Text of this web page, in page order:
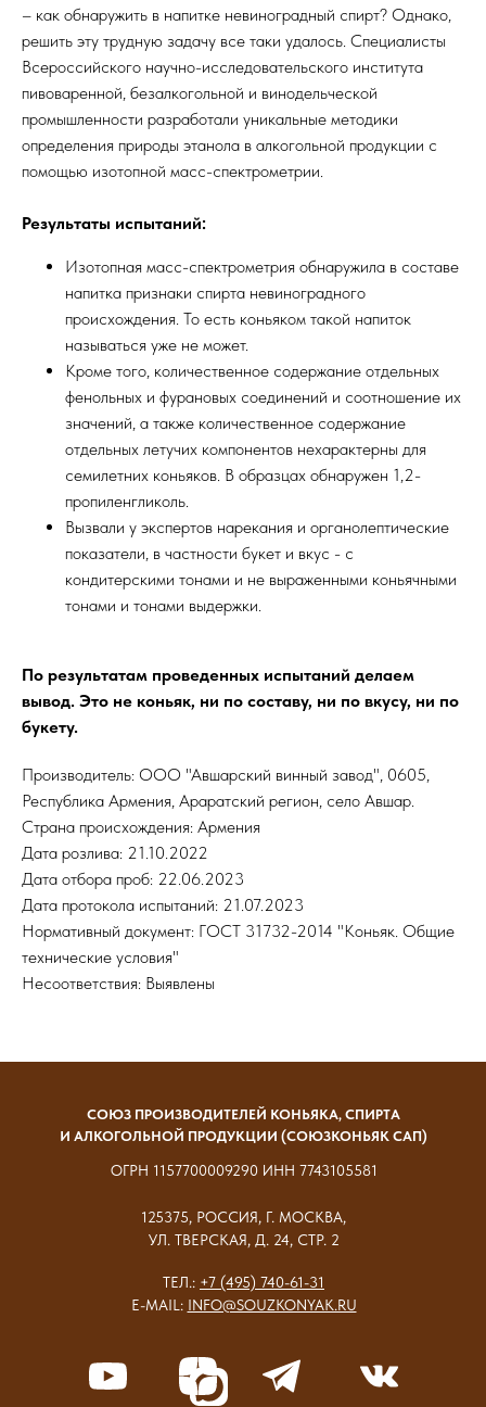
– как обнаружить в напитке невиноградный спирт? Однако,
решить эту трудную задачу все таки удалось. Специалисты
Всероссийского научно-исследовательского института
пивоваренной, безалкогольной и винодельческой
промышленности разработали уникальные методики
определения природы этанола в алкогольной продукции с
помощью изотопной масс-спектрометрии.
Результаты испытаний:
Изотопная масс-спектрометрия обнаружила в составе
напитка признаки спирта невиноградного
происхождения. То есть коньяком такой напиток
называться уже не может.
Кроме того, количественное содержание отдельных
фенольных и фурановых соединений и соотношение их
значений, а также количественное содержание
отдельных летучих компонентов нехарактерны для
семилетних коньяков. В образцах обнаружен 1,2-
пропиленгликоль.
Вызвали у экспертов нарекания и органолептические
показатели, в частности букет и вкус - с
кондитерскими тонами и не выраженными коньячными
тонами и тонами выдержки.
По результатам проведенных испытаний делаем
вывод. Это не коньяк, ни по составу, ни по вкусу, ни по
букету.
Производитель: ООО "Авшарский винный завод", 0605,
Республика Армения, Араратский регион, село Авшар.
Страна происхождения: Армения
Дата розлива: 21.10.2022
Дата отбора проб: 22.06.2023
Дата протокола испытаний: 21.07.2023
Нормативный документ: ГОСТ 31732-2014 "Коньяк. Общие
технические условия"
Несоответствия: Выявлены
СОЮЗ ПРОИЗВОДИТЕЛЕЙ КОНЬЯКА, СПИРТА
И АЛКОГОЛЬНОЙ ПРОДУКЦИИ (СОЮЗКОНЬЯК САП)
125375, РОССИЯ, Г. МОСКВА,
УЛ. ТВЕРСКАЯ, Д. 24, СТР. 2
ТЕЛ.: +7 (495) 740-61-31
E-MAIL: INFO@SOUZKONYAK.RU
ОГРН 1157700009290 ИНН 7743105581